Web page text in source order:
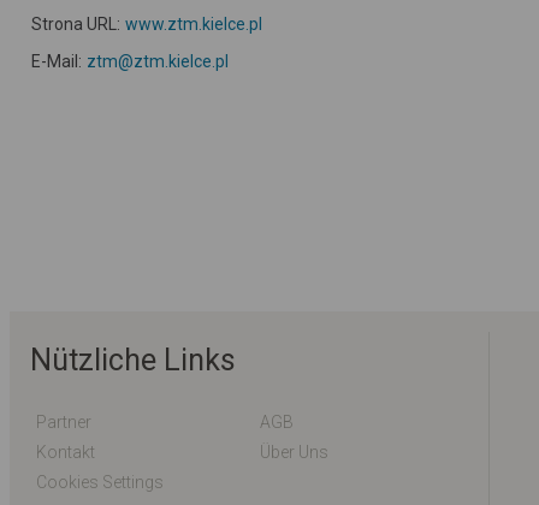
Strona URL: www.ztm.kielce.pl
E-Mail: ztm@ztm.kielce.pl
Nützliche Links
Partner
AGB
Kontakt
Über Uns
Cookies Settings